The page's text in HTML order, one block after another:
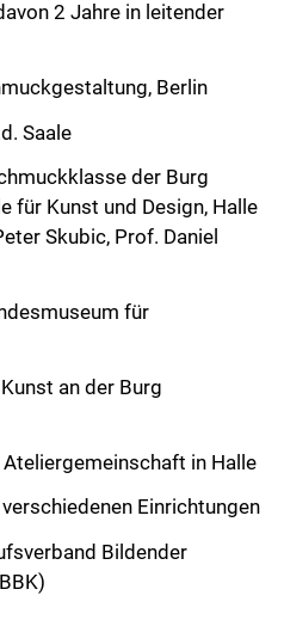
2 Jahre in leitender
Berlin
Saale
der Burg
für Kunst und Design, Halle
Skubic, Prof. Daniel
für
an der Burg
in Halle
Einrichtungen
Bildender